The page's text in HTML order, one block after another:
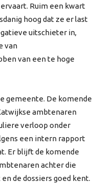
Ruim een kwart
hoog dat ze er last
uitschieter in,
van
van een te hoge
gemeente. De komende
ambtenaren
verloop onder
een intern rapport
Er blijft de komende
achter die
de dossiers goed kent.